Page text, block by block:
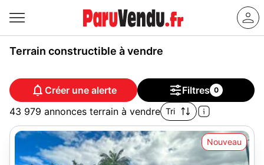
Terrain constructible à vendre
Créer une alerte Filtres 0
43 979 annonces terrain à vendre Tri
Nouveau